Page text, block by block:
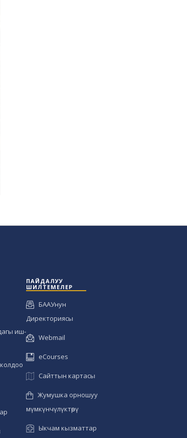
иш-
ПАЙДАЛУУ
ШИЛТЕМЕЛЕР
БААУнун
Директориясы
Webmail
eCourses
Сайттын картасы
Жумушка орношуу
мүмкүнчүлүктөрү
Ыкчам кызматтар